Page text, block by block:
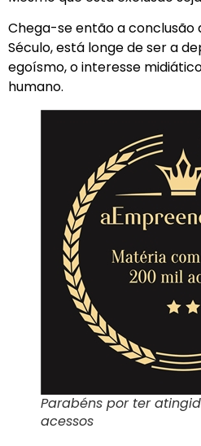
Chega-se então a conclusão
Século, está longe de ser a
egoísmo, o interesse
humano.
Parabéns por ter
acessos